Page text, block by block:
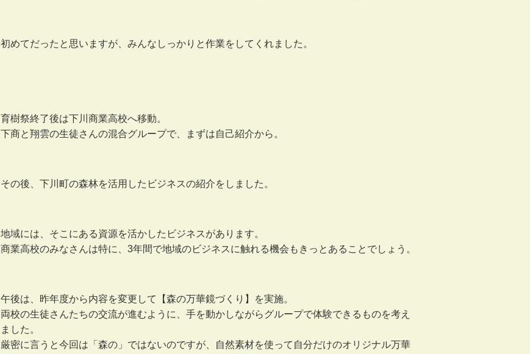
初めてだったと思いますが、みんなしっかりと作業をしてくれました。
育樹祭終了後は下川商業高校へ移動。
下商と翔雲の生徒さんの混合グループで、まずは自己紹介から。
その後、下川町の森林を活用したビジネスの紹介をしました。
地域には、そこにある資源を活かしたビジネスがあります。
商業高校のみなさんは特に、3年間で地域のビジネスに触れる機会もきっとあることでしょう。
午後は、昨年度から内容を変更して【森の万華鏡づくり】を実施。
両校の生徒さんたちの交流が進むように、手を動かしながらグループで体験できるものを考え
ました。
厳密に言うと今回は「森の」ではないのですが、自然素材を使って自分だけのオリジナル万華